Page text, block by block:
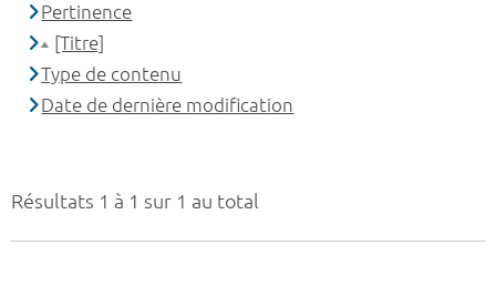
Résultats 1 à 1 sur 1 au total
Pertinence
[Titre]
Type de contenu
Date de dernière modification